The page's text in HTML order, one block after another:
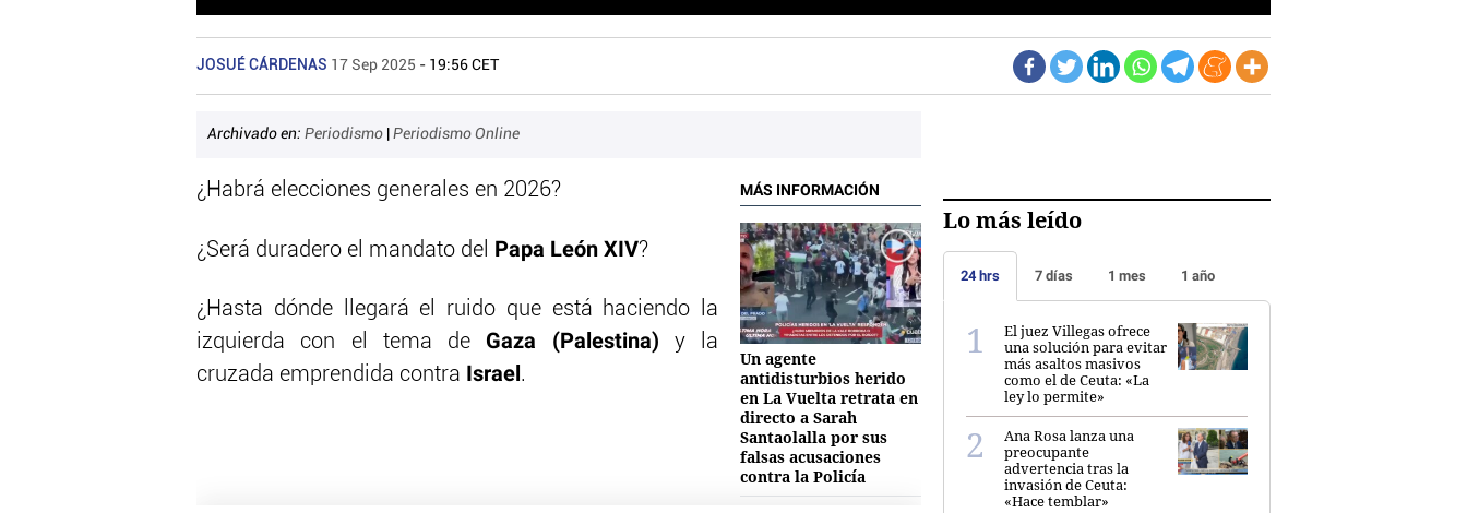
JOSUÉ CÁRDENAS 17 Sep 2025 - 19:56 CET
Archivado en: Periodismo Periodismo Online
MÁS INFORMACIÓN
Un agente
antidisturbios herido
en La Vuelta retrata en
directo a Sarah
Santaolalla por sus
falsas acusaciones
contra la Policía
¿Habrá elecciones generales en 2026?
¿Será duradero el mandato del Papa León XIV?
¿Hasta dónde llegará el ruido que está haciendo la
izquierda con el tema de Gaza (Palestina) y la
cruzada emprendida contra Israel .
Lo más leído
24 hrs 7 días 1 mes 1 año
El juez Villegas ofrece
una solución para evitar
más asaltos masivos
como el de Ceuta: «La
ley lo permite»
Ana Rosa lanza una
preocupante
advertencia tras la
invasión de Ceuta:
«Hace temblar»